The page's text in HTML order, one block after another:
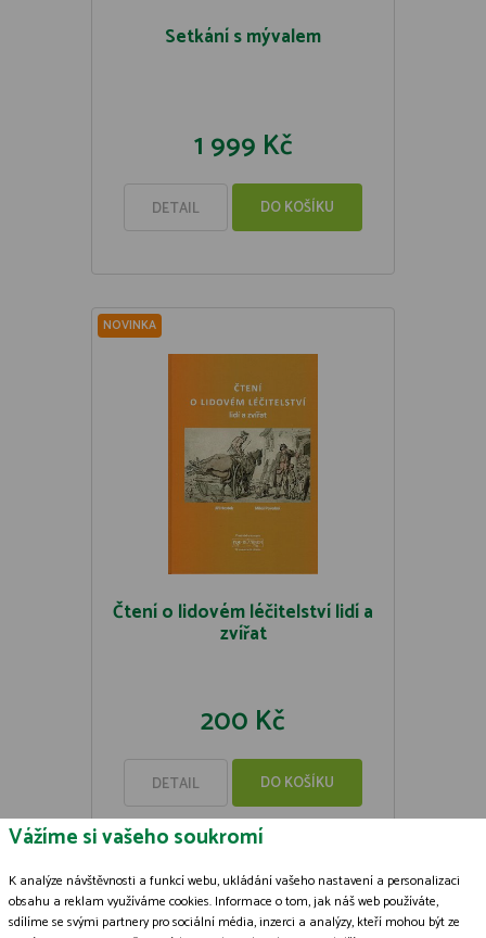
Setkání s mývalem
1 999 Kč
DETAIL DO KOŠÍKU
NOVINKA
Čtení o lidovém léčitelství lidí a
zvířat
200 Kč
DETAIL DO KOŠÍKU
Vážíme si vašeho soukromí
K analýze návštěvnosti a funkcí webu, ukládání vašeho nastavení a personalizaci
obsahu a reklam využíváme cookies. Informace o tom, jak náš web používáte,
sdílíme se svými partnery pro sociální média, inzerci a analýzy, kteří mohou být ze